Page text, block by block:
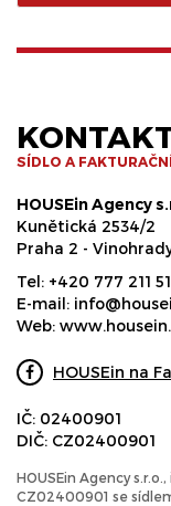
SÍDLO A
HOUSEin Agency
Kunětická 2534/2
Praha 2 -
Tel: +420 777 211
E-mail:
Web:
HOUSEin na
IČ: 02400901
DIČ: CZ02400901
HOUSEin Agency
CZ02400901 se